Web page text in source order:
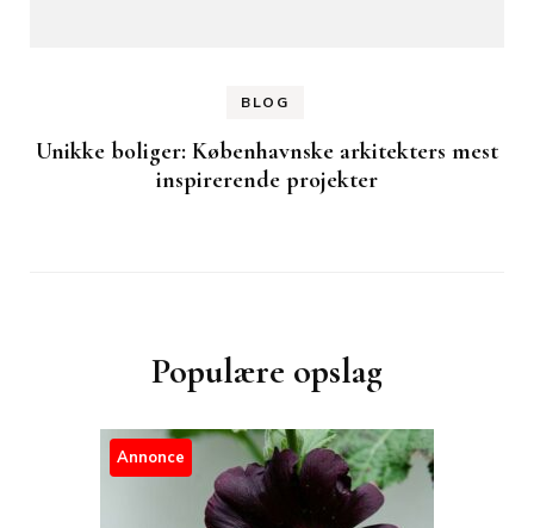
BLOG
Unikke boliger: Københavnske arkitekters mest
inspirerende projekter
Populære opslag
Annonce